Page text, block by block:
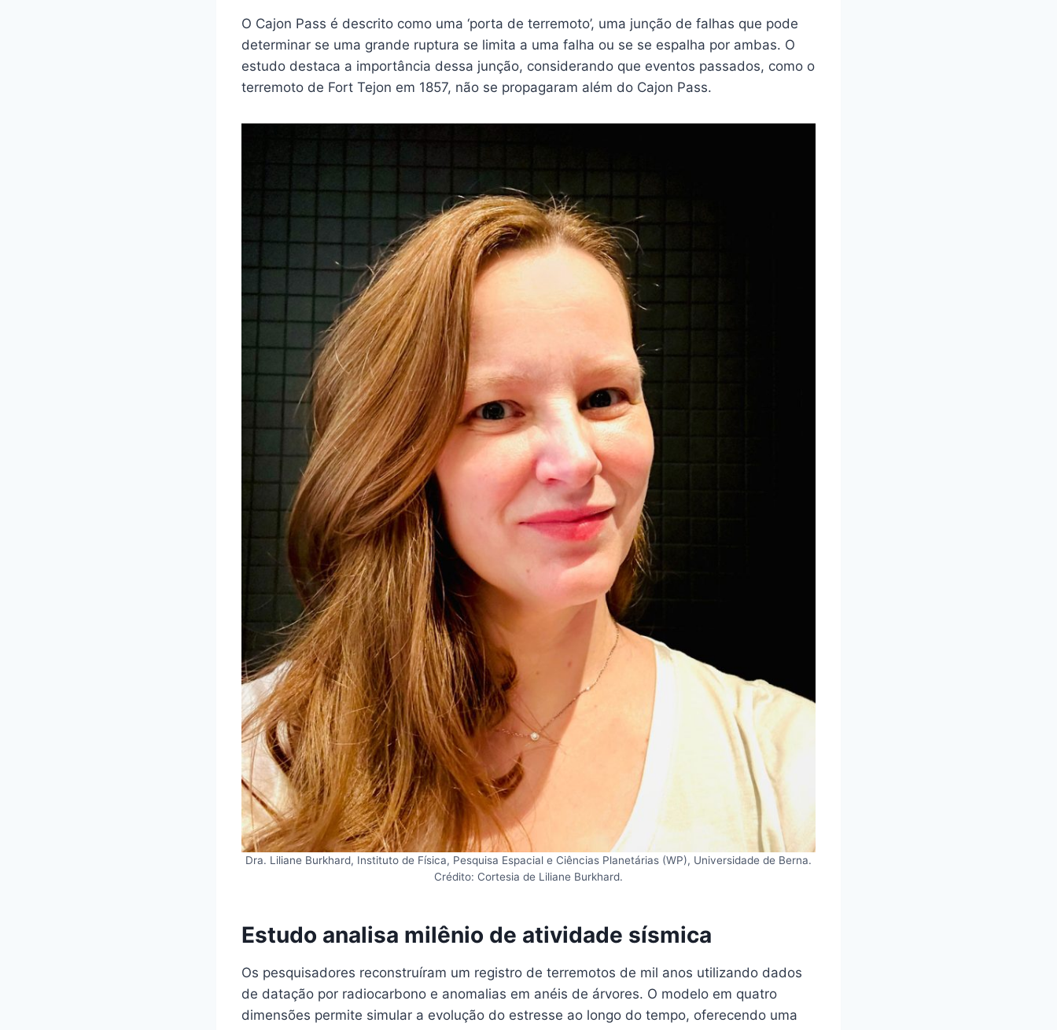
O Cajon Pass é descrito como uma ‘porta de terremoto’, uma junção de falhas que pode
determinar se uma grande ruptura se limita a uma falha ou se se espalha por ambas. O
estudo destaca a importância dessa junção, considerando que eventos passados, como o
terremoto de Fort Tejon em 1857, não se propagaram além do Cajon Pass.
Dra. Liliane Burkhard, Instituto de Física, Pesquisa Espacial e Ciências Planetárias (WP), Universidade de Berna.
Crédito: Cortesia de Liliane Burkhard.
Estudo analisa milênio de atividade sísmica
Os pesquisadores reconstruíram um registro de terremotos de mil anos utilizando dados
de datação por radiocarbono e anomalias em anéis de árvores. O modelo em quatro
dimensões permite simular a evolução do estresse ao longo do tempo, oferecendo uma